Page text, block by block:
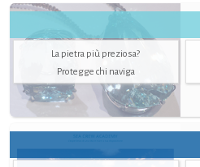
La pietra più preziosa?
Protegge chi naviga